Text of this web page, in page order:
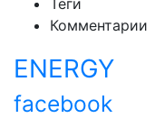
Теги
Комментарии
ENERGY
facebook